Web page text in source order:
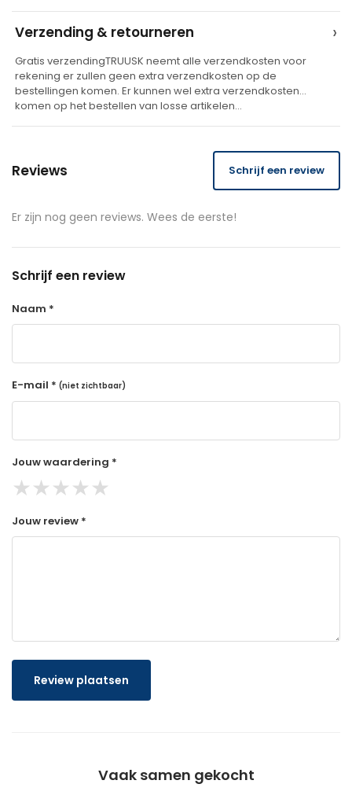
e
Verzending & retourneren ›
Gratis verzendingTRUUSK neemt alle verzendkosten voor
rekening er zullen geen extra verzendkosten op de
bestellingen komen. Er kunnen wel extra verzendkosten
komen op het bestellen van losse artikelen…
Reviews Schrijf een review
Er zijn nog geen reviews. Wees de eerste!
Schrijf een review
Naam *
E-mail * (niet zichtbaar)
Jouw waardering *
★★★★★
Jouw review *
Review plaatsen
Vaak samen gekocht